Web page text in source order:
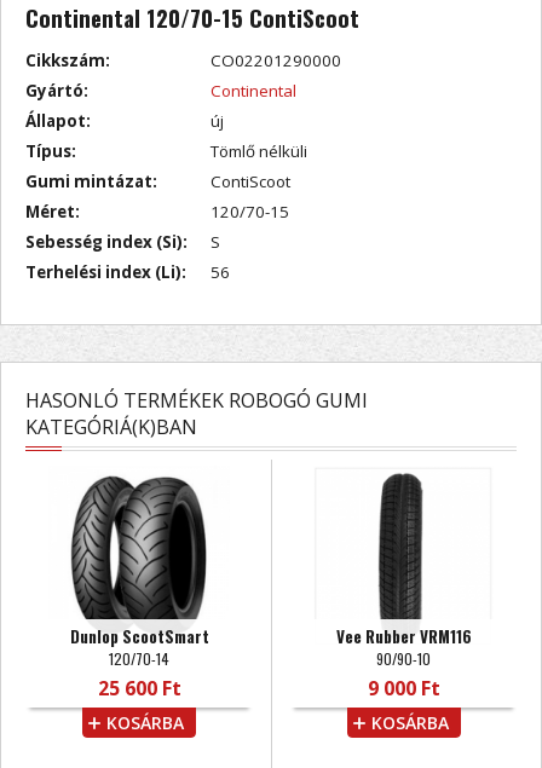
Continental 120/70-15 ContiScoot
Cikkszám:
CO02201290000
Gyártó:
Continental
Állapot:
új
Típus:
Tömlő nélküli
Gumi mintázat:
ContiScoot
Méret:
120/70-15
Sebesség index (Si):
S
Terhelési index (Li):
56
HASONLÓ TERMÉKEK ROBOGÓ GUMI
KATEGÓRIÁ(K)BAN
Dunlop ScootSmart
120/70-14
25 600 Ft
KOSÁRBA
Vee Rubber VRM116
90/90-10
9 000 Ft
KOSÁRBA